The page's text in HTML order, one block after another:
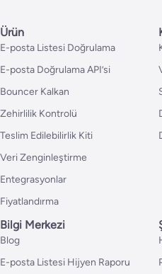
Ürün
E-posta Listesi Doğrulama
E-posta Doğrulama API’si
Bouncer Kalkan
Zehirlilik Kontrolü
Teslim Edilebilirlik Kiti
Veri Zenginleştirme
Entegrasyonlar
Fiyatlandırma
Bilgi Merkezi
Blog
E-posta Listesi Hijyen Raporu